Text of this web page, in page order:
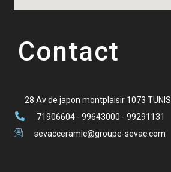
Contact
28 Av de japon montplaisir 1073 TUNIS
71906604 - 99643000 - 99291131
sevacceramic@groupe-sevac.com